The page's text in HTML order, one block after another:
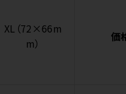
XL（72×66m
m）
価